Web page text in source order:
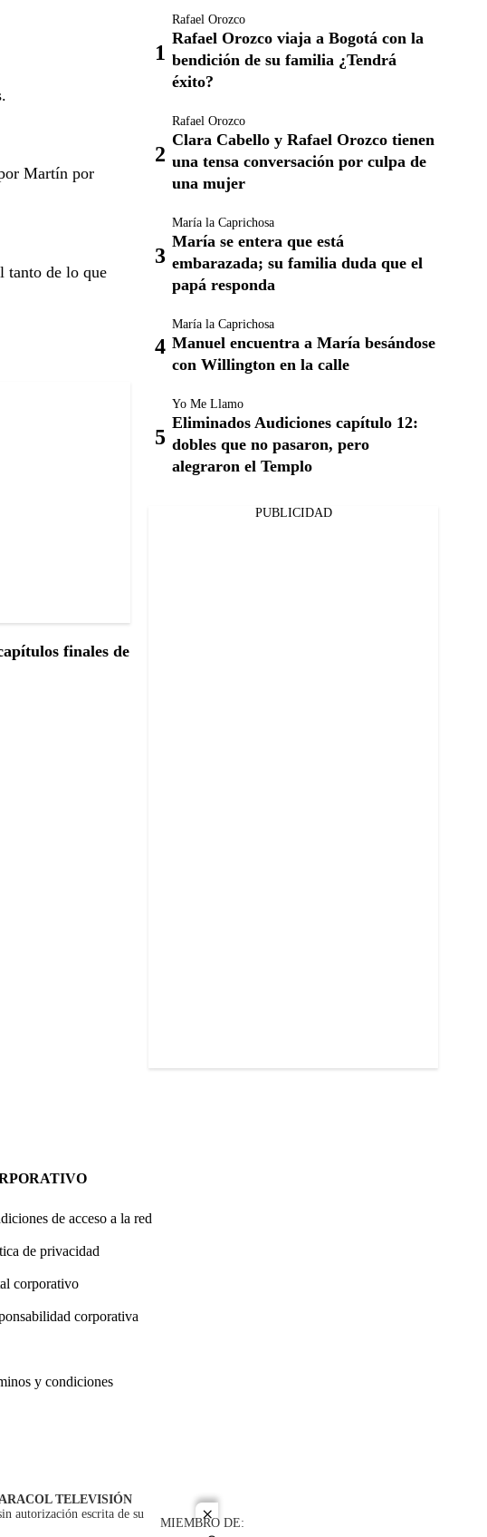
close
Martín por
tanto de lo que
finales de
Rafael Orozco
Rafael Orozco viaja a Bogotá con la
bendición de su familia ¿Tendrá
éxito?
Rafael Orozco
Clara Cabello y Rafael Orozco tienen
una tensa conversación por culpa de
una mujer
María la Caprichosa
María se entera que está
embarazada; su familia duda que el
papá responda
María la Caprichosa
Manuel encuentra a María besándose
con Willington en la calle
Yo Me Llamo
Eliminados Audiciones capítulo 12:
dobles que no pasaron, pero
alegraron el Templo
PUBLICIDAD
de acceso a la red
de privacidad
corporativo
corporativa
y condiciones
TELEVISIÓN
autorización escrita de su
MIEMBRO DE: